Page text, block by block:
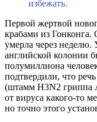
избежать.
Первой жертвой
крабами из Гонконга.
умерла через неделю.
английской колонии
полумиллиона
подтвердили, что
(штамм H3N2 гриппа
от вируса какого-то
но точно этого